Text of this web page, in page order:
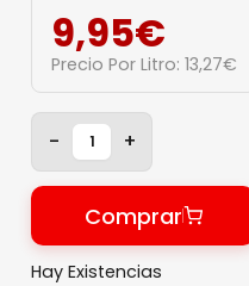
9,95€
Precio Por Litro: 13,27€
- +
Comprar
Hay Existencias